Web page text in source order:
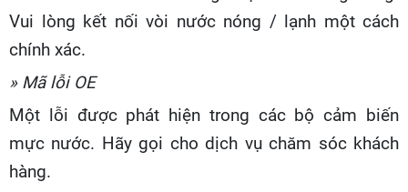
Vui lòng kết nối vòi nước nóng / lạnh một cách
chính xác.
» Mã lỗi OE
Một lỗi được phát hiện trong các bộ cảm biến
mực nước. Hãy gọi cho dịch vụ chăm sóc khách
hàng.